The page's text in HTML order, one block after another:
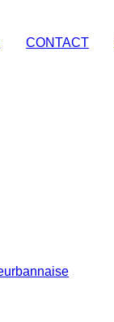
CONTACT